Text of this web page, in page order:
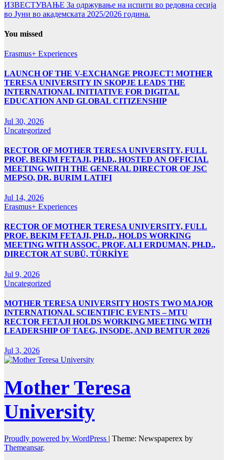
ИЗВЕСТУВАЊЕ За одржување на испити во редовна сесија
во Јуни во академската 2025/2026 година.
You missed
Erasmus+ Experiences
LAUNCH OF THE V-EXCHANGE PROJECT! MOTHER
TERESA UNIVERSITY IN SKOPJE LEADS THE
INTERNATIONAL INITIATIVE FOR DIGITAL
EDUCATION AND GLOBAL CITIZENSHIP
Jul 30, 2026
Uncategorized
RECTOR OF MOTHER TERESA UNIVERSITY, FULL
PROF. BEKIM FETAJI, PH.D., HOSTED AN OFFICIAL
MEETING WITH THE GENERAL DIRECTOR OF JSC
MEPSO, DR. BURIM LATIFI
Jul 14, 2026
Erasmus+ Experiences
RECTOR OF MOTHER TERESA UNIVERSITY, FULL
PROF. BEKIM FETAJI, PH.D., HOLDS WORKING
MEETING WITH ASSOC. PROF. ALI ERDUMAN, PH.D.,
DIRECTOR AT SUBÜ, TÜRKİYE
Jul 9, 2026
Uncategorized
MOTHER TERESA UNIVERSITY HOSTS TWO MAJOR
INTERNATIONAL SCIENTIFIC EVENTS – MTU
RECTOR FETAJI HOLDS WORKING MEETING WITH
LEADERSHIP OF TAEG, INSODE, AND BEMTUR 2026
Jul 3, 2026
Mother Teresa
University
Proudly powered by WordPress | Theme: Newspaperex by
Themeansar.